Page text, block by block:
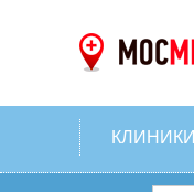
КЛИНИКИ